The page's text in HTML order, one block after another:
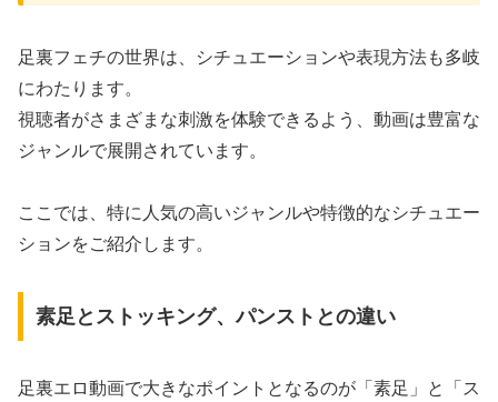
足裏フェチの世界は、シチュエーションや表現方法も多岐
にわたります。
視聴者がさまざまな刺激を体験できるよう、動画は豊富な
ジャンルで展開されています。
ここでは、特に人気の高いジャンルや特徴的なシチュエー
ションをご紹介します。
素足とストッキング、パンストとの違い
足裏エロ動画で大きなポイントとなるのが「素足」と「ス